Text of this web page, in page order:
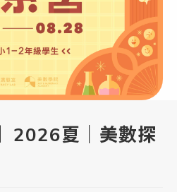
2026夏｜美數探